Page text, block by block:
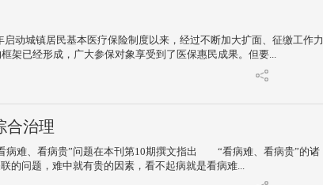
城镇居民基本医疗保险制度以来，经过不断加大扩面、征缴工作力
架已经形成，广大参保对象享受到了医保惠民成果。但要...
合治理
难、看病贵”问题在本刊第10期撰文指出 “看病难、看病贵”的诸
问题，难中就有贵的因素，看不起病就是看病难...